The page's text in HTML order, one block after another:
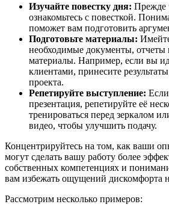
Изучайте повестку дня: Прежде
ознакомьтесь с повесткой.
поможет вам подготовить
Подготовьте материалы:
необходимые документы, отчеты
материалы. Например, если вы
клиентами, принесите
проекта.
Репетируйте выступление:
презентация, репетируйте её
тренироваться перед зеркалом
видео, чтобы улучшить подачу.
Концентрируйтесь на том, как ваши
могут сделать вашу работу более
собственных компетенциях и
вам избежать ощущений дискомфорта
Рассмотрим несколько примеров: